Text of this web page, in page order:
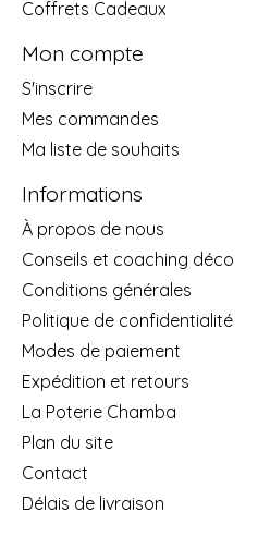
Coffrets Cadeaux
Mon compte
S'inscrire
Mes commandes
Ma liste de souhaits
Informations
À propos de nous
Conseils et coaching déco
Conditions générales
Politique de confidentialité
Modes de paiement
Expédition et retours
La Poterie Chamba
Plan du site
Contact
Délais de livraison